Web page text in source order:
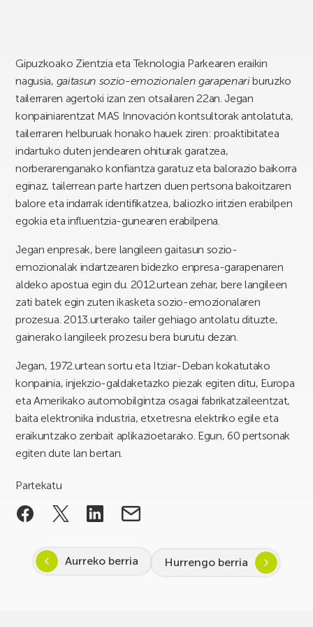
Gipuzkoako Zientzia eta Teknologia Parkearen eraikin
nagusia, gaitasun sozio-emozionalen garapenariburuzko
tailerraren agertoki izan zen otsailaren 22an. Jegan
konpainiarentzat MAS Innovación kontsultorak antolatuta,
tailerraren helburuak honako hauek ziren: proaktibitatea
indartuko duten jendearen ohiturak garatzea,
norberarenganako konfiantza garatuz eta balorazio baikorra
eginaz, tailerrean parte hartzen duen pertsona bakoitzaren
balore eta indarrak identifikatzea, baliozko iritzien erabilpen
egokia eta influentzia-gunearen erabilpena.
Jegan enpresak, bere langileen gaitasun sozio-
emozionalak indartzearen bidezko enpresa-garapenaren
aldeko apostua egin du. 2012.urtean zehar, bere langileen
zati batek egin zuten ikasketa sozio-emozionalaren
prozesua. 2013.urterako tailer gehiago antolatu dituzte,
gainerako langileek prozesu bera burutu dezan.
Jegan, 1972.urtean sortu eta Itziar-Deban kokatutako
konpainia, injekzio-galdaketazko piezak egiten ditu, Europa
eta Amerikako automobilgintza osagai fabrikatzaileentzat,
baita elektronika industria, etxetresna elektriko egile eta
eraikuntzako zenbait aplikazioetarako. Egun, 60 pertsonak
egiten dute lan bertan.
Partekatu
Aurreko berria Hurrengo berria